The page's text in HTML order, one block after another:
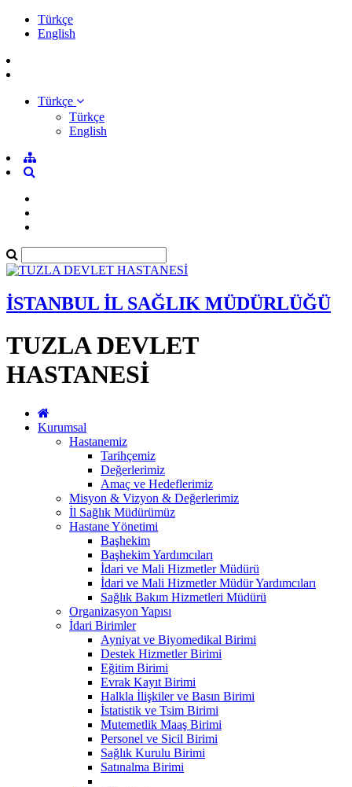
Türkçe
English
Türkçe
Türkçe
English
İSTANBUL İL SAĞLIK MÜDÜRLÜĞÜ
TUZLA DEVLET
HASTANESİ
Kurumsal
Hastanemiz
Tarihçemiz
Değerlerimiz
Amaç ve Hedeflerimiz
Misyon & Vizyon & Değerlerimiz
İl Sağlık Müdürümüz
Hastane Yönetimi
Başhekim
Başhekim Yardımcıları
İdari ve Mali Hizmetler Müdürü
İdari ve Mali Hizmetler Müdür Yardımcıları
Sağlık Bakım Hizmetleri Müdürü
Organizasyon Yapısı
İdari Birimler
Ayniyat ve Biyomedikal Birimi
Destek Hizmetler Birimi
Eğitim Birimi
Evrak Kayıt Birimi
Halkla İlişkiler ve Basın Birimi
İstatistik ve Tsim Birimi
Mutemetlik Maaş Birimi
Personel ve Sicil Birimi
Sağlık Kurulu Birimi
Satınalma Birimi